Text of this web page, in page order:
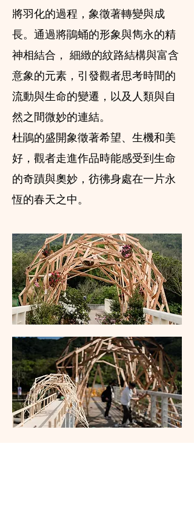
將羽化的過程，象徵著轉變與成
長。通過將鵑蛹的形象與雋永的精
神相結合， 細緻的紋路結構與富含
意象的元素，引發觀者思考時間的
流動與生命的變遷，以及人類與自
然之間微妙的連結。
杜鵑的盛開象徵著希望、生機和美
好，觀者走進作品時能感受到生命
的奇蹟與奧妙，彷彿身處在一片永
恆的春天之中。